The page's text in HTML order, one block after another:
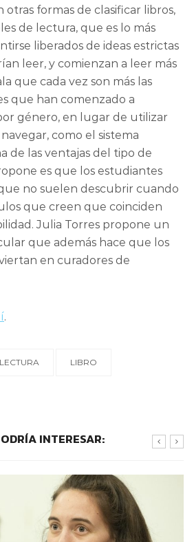
formas de clasificar libros,
de lectura, que es lo más
liberados de ideas estrictas
leer, y comienzan a leer más
que cada vez son más las
que han comenzado a
género, en lugar de utilizar
como el sistema
de las ventajas del tipo de
es que los estudiantes
no suelen descubrir cuando
que creen que coinciden
Julia Torres propone un
que además hace que los
en curadores de
.
LECTURA LIBRO
INTERESAR: